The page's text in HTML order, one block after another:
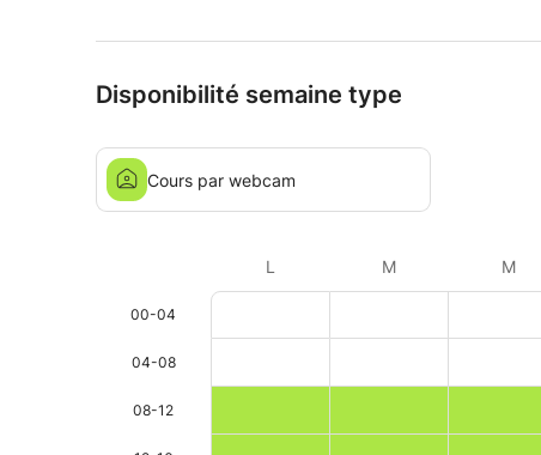
Disponibilité semaine type
Cours par webcam
L M M
00-04
04-08
08-12